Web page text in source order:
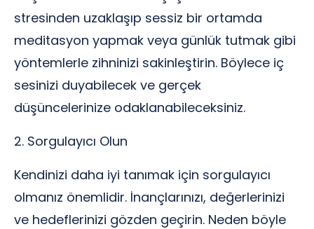
stresinden uzaklaşıp sessiz bir ortamda
meditasyon yapmak veya günlük tutmak gibi
yöntemlerle zihninizi sakinleştirin. Böylece iç
sesinizi duyabilecek ve gerçek
düşüncelerinize odaklanabileceksiniz.
2. Sorgulayıcı Olun
Kendinizi daha iyi tanımak için sorgulayıcı
olmanız önemlidir. İnançlarınızı, değerlerinizi
ve hedeflerinizi gözden geçirin. Neden böyle